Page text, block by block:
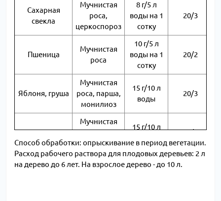
Сахарная
свекла
Мучнистая
роса,
церкоспороз
8 г/5 л
воды на 1
сотку
20/3
Пшеница
Мучнистая
роса
10 г/5 л
воды на 1
сотку
20/2
Яблоня, груша
Мучнистая
роса, парша,
монилиоз
15 г/10 л
воды
20/3
Персик
Мучнистая
роса,
монилиоз
15 г/10 л
30/1
Вишня Коккомикоз
10 г/10 л
Способ обработки: опрыскивание в период вегетации.
Расход рабочего раствора для плодовых деревьев: 2 л
на дерево до 6 лет. На взрослое дерево - до 10 л.